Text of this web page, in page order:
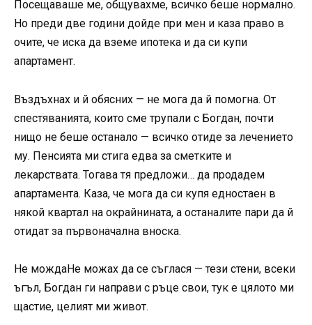
Посещаваше ме, общувахме, всичко беше нормално.
Но преди две години дойде при мен и каза право в
очите, че иска да вземе ипотека и да си купи
апартамент.
Въздъхнах и й обясних — не мога да й помогна. От
спестяванията, които сме трупали с Богдан, почти
нищо не беше останало — всичко отиде за лечението
му. Пенсията ми стига едва за сметките и
лекарствата. Тогава тя предложи… да продадем
апартамента. Каза, че мога да си купя едностаен в
някой квартал на окрайнината, а останалите пари да й
отидат за първоначална вноска.
Не мождаНе можах да се съглася — тези стени, всеки
ъгъл, Богдан ги направи с ръце свои, тук е цялото ми
щастие, целият ми живот.